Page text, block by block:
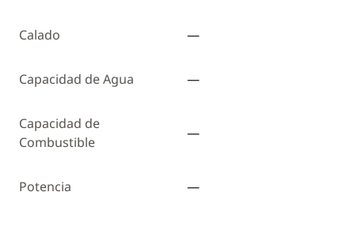
Calado —
Capacidad de Agua —
Capacidad de
Combustible
—
Potencia —